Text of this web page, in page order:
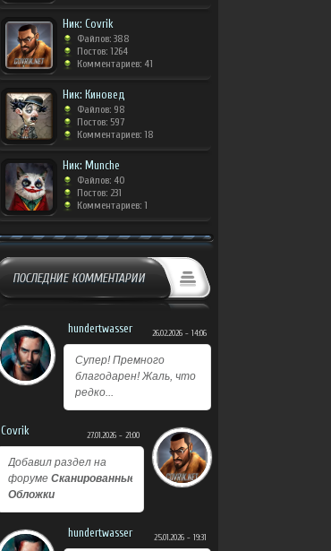
Ник: Covrik
Файлов: 388
Постов: 1264
Комментариев: 41
Ник: Киновед
Файлов: 98
Постов: 597
Комментариев: 18
Ник: Munche
Файлов: 40
Постов: 231
Комментариев: 1
ПОСЛЕДНИЕ КОММЕНТАРИИ
hundertwasser 26.02.2026 - 14:06
Супер! Премного
благодарен! Жаль, что
редко...
Covrik 27.01.2026 - 21:00
Добавил раздел на
форуме Сканированные
Обложки
hundertwasser 25.01.2026 - 19:31